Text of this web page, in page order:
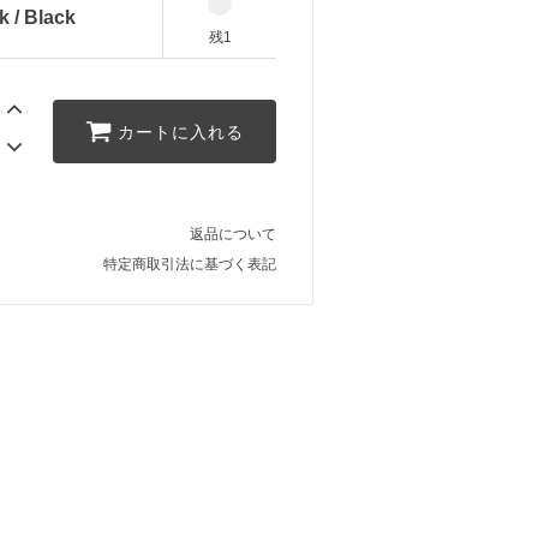
/ Black
残1
カートに入れる
返品について
特定商取引法に基づく表記